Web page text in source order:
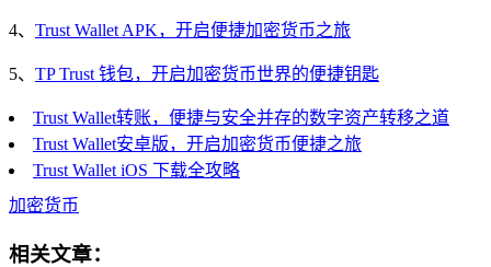
4、 Trust Wallet APK，开启便捷加密货币之旅
5、 TP Trust 钱包，开启加密货币世界的便捷钥匙
Trust Wallet转账，便捷与安全并存的数字资产转移之道
Trust Wallet安卓版，开启加密货币便捷之旅
Trust Wallet iOS 下载全攻略
加密货币
相关文章：